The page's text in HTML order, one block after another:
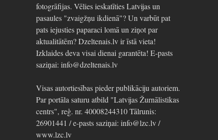
fotogrāfijas. Vēlies ieskatīties Latvijas un
pasaules "zvaigžņu ikdienā"? Un varbūt pat
pats iejusties paparaci lomā un ziņot par
aktualitātēm? Dzeltenais.lv ir īstā vieta!
Izklaides deva visai dienai garantēta! E-pasts
saziņai: info@dzeltenais.lv
Visas autortiesības pieder publikāciju autoriem.
Par portāla saturu atbild "Latvijas Žurnālistikas
centrs", reģ. nr. 40008244310 Tālrunis:
26901441 / e-pasts saziņai: info@lzc.lv /
www.lzc.lv